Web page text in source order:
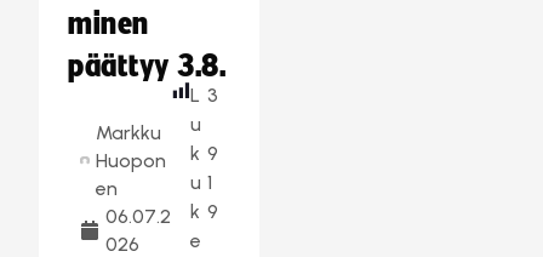
minen
päättyy 3.8.
Markku
Huopon
en
06.07.2
026
L
u
k
u
k
e
3
9
1
9